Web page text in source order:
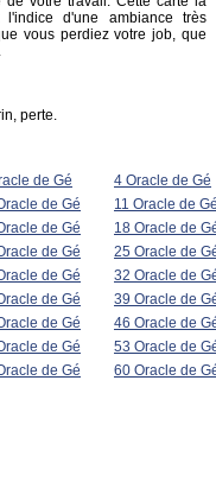
d'une ambiance très
vous perdiez votre job, que
perte.
de Gé
4 Oracle de Gé
de Gé
11 Oracle de
de Gé
18 Oracle de
de Gé
25 Oracle de
de Gé
32 Oracle de
de Gé
39 Oracle de
de Gé
46 Oracle de
de Gé
53 Oracle de
de Gé 60 Oracle de